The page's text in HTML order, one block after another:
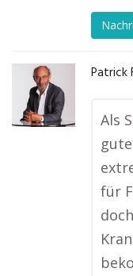
Patrick
Als
für